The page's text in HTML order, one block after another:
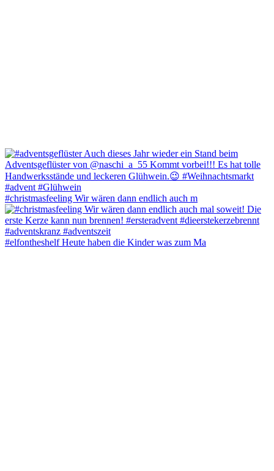
#christmasfeeling Wir wären dann endlich auch m
#elfontheshelf Heute haben die Kinder was zum Ma